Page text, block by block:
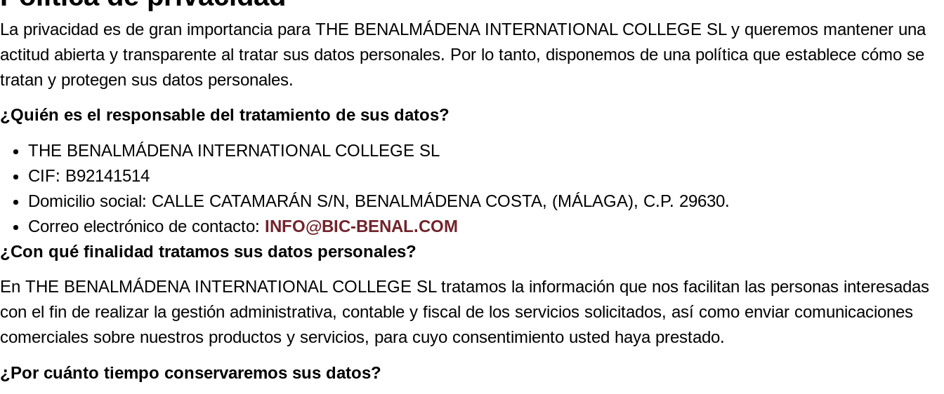
La privacidad es de gran importancia para THE BENALMÁDENA INTERNATIONAL COLLEGE SL y queremos mantener una
actitud abierta y transparente al tratar sus datos personales. Por lo tanto, disponemos de una política que establece cómo se
tratan y protegen sus datos personales.
¿Quién es el responsable del tratamiento de sus datos?
THE BENALMÁDENA INTERNATIONAL COLLEGE SL
CIF: B92141514
Domicilio social: CALLE CATAMARÁN S/N, BENALMÁDENA COSTA, (MÁLAGA), C.P. 29630.
Correo electrónico de contacto: INFO@BIC-BENAL.COM
¿Con qué finalidad tratamos sus datos personales?
En THE BENALMÁDENA INTERNATIONAL COLLEGE SL tratamos la información que nos facilitan las personas interesadas
con el fin de realizar la gestión administrativa, contable y fiscal de los servicios solicitados, así como enviar comunicaciones
comerciales sobre nuestros productos y servicios, para cuyo consentimiento usted haya prestado.
¿Por cuánto tiempo conservaremos sus datos?